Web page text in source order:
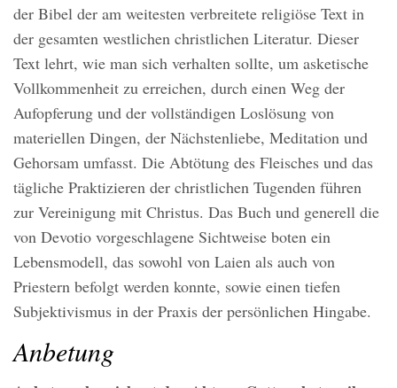
der Bibel der am weitesten verbreitete religiöse Text in
der gesamten westlichen christlichen Literatur. Dieser
Text lehrt, wie man sich verhalten sollte, um asketische
Vollkommenheit zu erreichen, durch einen Weg der
Aufopferung und der vollständigen Loslösung von
materiellen Dingen, der Nächstenliebe, Meditation und
Gehorsam umfasst. Die Abtötung des Fleisches und das
tägliche Praktizieren der christlichen Tugenden führen
zur Vereinigung mit Christus. Das Buch und generell die
von Devotio vorgeschlagene Sichtweise boten ein
Lebensmodell, das sowohl von Laien als auch von
Priestern befolgt werden konnte, sowie einen tiefen
Subjektivismus in der Praxis der persönlichen Hingabe.
Anbetung